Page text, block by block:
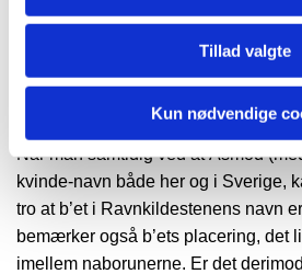
Tillad valgte
Kun nødvendige
Navnet ”Asbod” er kun fundet på to
misforståelse mht. B-runen, den
Når man samtidig ved at Asmod
kvinde-navn både her og i Sverige,
tro at b’et i Ravnkildestenens navn
bemærker også b’ets placering, det
imellem naborunerne. Er det